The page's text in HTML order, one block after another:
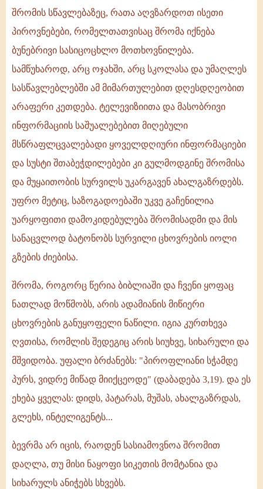
შრომის სწავლებაზეც, რათა აღვზარდოთ ისეთი
პიროვნებები, რომელთათვისაც შრომა იქნება
ბუნებრივი სასიცოცხლო მოთხოვნილება.
სამწუხაროდ, არც ოჯახში, არც სკოლასა და უმაღლეს
სასწავლებლებში ამ მიმართულებით დღესდღეობით
არაფერი კეთდება. ტელევიზიითა და მასობრივი
ინფორმაციის საშუალებებით მიღებული
მსწრაფლცვალებადი ყოველდღიური ინფორმაციები
და სუსტი შთაბეჭდილებები კი გულმოდგინე შრომისა
და მუყაითობის სურვილს უკარგავენ ახალგაზრდებს.
უფრო მეტიც, საზოგადოებაში უკვე გაჩენილია
უარყოფითი დამოკიდებულება შრომისადმი და მის
სანაცვლოდ ბატონობს სურვილი ცხოვრების იოლი
გზების ძიებისა.
შრომა, როგორც წერია ბიბლიაში და ჩვენი ყოფაც
ნათლად მოწმობს, არის ადამიანის მიწიერი
ცხოვრების განუყოფელი ნაწილი. იგია კურთხევა
ღვთისა, რომლის შედეგიც არის სიუხვე, სიხარული და
მშვიდობა. უფალი ბრძანებს: "პიროფლიანი სჭამდე
პურს, ვიდრე მიწად მიიქცეოდე" (დაბადება 3,19). და ეს
ეხება ყველას: დიდს, პატარას, მუშას, ახალგაზრდას,
გლეხს, ინტელიგენტს...
ბევრმა არ იცის, რაოდენ სასიამოვნოა შრომით
დაღლა, თუ მისი ნაყოფი სიკეთის მომტანია და
სიხარულს ანიჭებს სხვებს.